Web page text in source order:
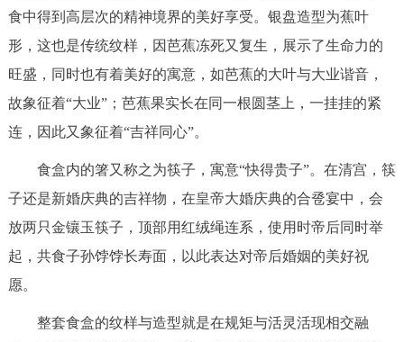
食中得到高层次的精神境界的美好享受。银盘造型为蕉叶
形，这也是传统纹样，因芭蕉冻死又复生，展示了生命力的
旺盛，同时也有着美好的寓意，如芭蕉的大叶与大业谐音，
故象征着“大业”；芭蕉果实长在同一根圆茎上，一挂挂的紧
连，因此又象征着“吉祥同心”。
食盒内的箸又称之为筷子，寓意“快得贵子”。在清宫，筷
子还是新婚庆典的吉祥物，在皇帝大婚庆典的合卺宴中，会
放两只金镶玉筷子，顶部用红绒绳连系，使用时帝后同时举
起，共食子孙饽饽长寿面，以此表达对帝后婚姻的美好祝
愿。
整套食盒的纹样与造型就是在规矩与活灵活现相交融